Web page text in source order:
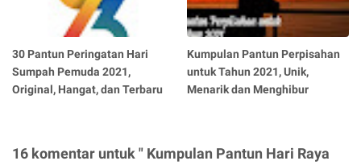
30 Pantun Peringatan Hari
Sumpah Pemuda 2021,
Original, Hangat, dan Terbaru
Kumpulan Pantun Perpisahan
untuk Tahun 2021, Unik,
Menarik dan Menghibur
16 komentar untuk " Kumpulan Pantun Hari Raya